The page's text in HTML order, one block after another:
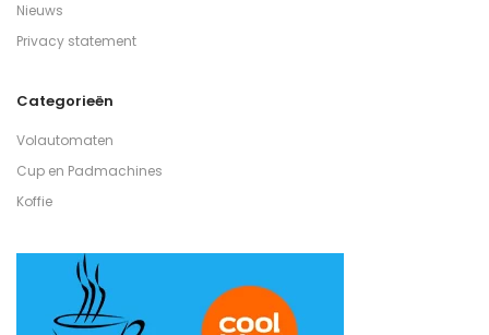
Nieuws
Privacy statement
Categorieën
Volautomaten
Cup en Padmachines
Koffie